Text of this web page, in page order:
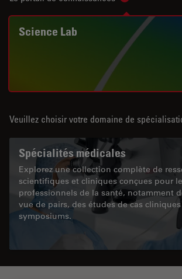
Science Lab
Veuillez choisir votre domaine de
Spécialités médicales
Explorez une collection complète de
scientifiques et cliniques conçues pour
professionnels de la santé, notamment
vue de pairs, des études de cas
symposiums.